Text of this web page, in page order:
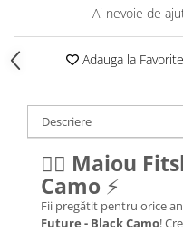
Ai nevoie de
Adauga la Favorite
Descriere
🏋️‍♂️ Maiou
Camo ⚡
Fii pregătit pentru orice
Future - Black Camo!